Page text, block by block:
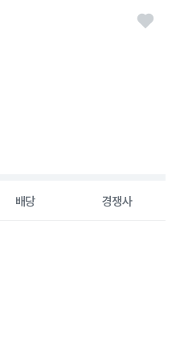
배당 경쟁사
2026-08-07 00:00:00.